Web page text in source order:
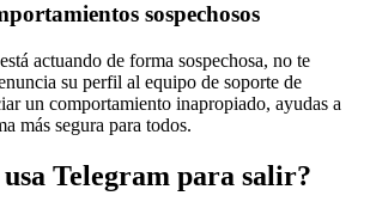
sospechosos
actuando de forma sospechosa, no te
su perfil al equipo de soporte de
un comportamiento inapropiado, ayudas a
más segura para todos.
Telegram para salir?